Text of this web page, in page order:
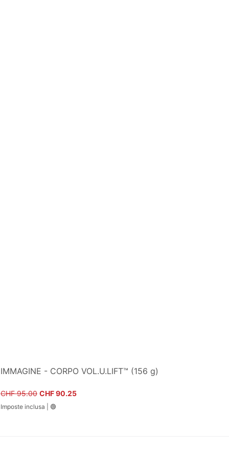
IMMAGINE - CORPO VOL.U.LIFT™ (156 g)
Prezzo regolare
CHF 95.00 Prezzo scontato
CHF 90.25
Imposte inclusa 🟢